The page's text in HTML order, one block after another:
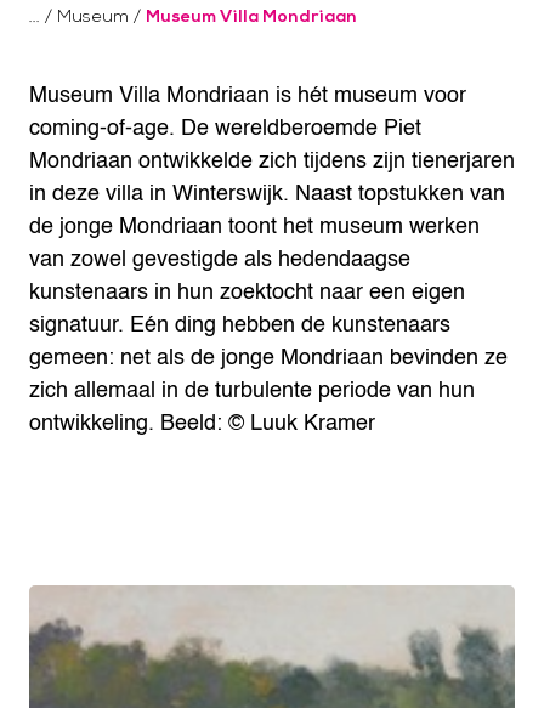
/ Museum / Museum Villa Mondriaan
Museum Villa Mondriaan is hét museum voor
coming-of-age. De wereldberoemde Piet
Mondriaan ontwikkelde zich tijdens zijn tienerjaren
in deze villa in Winterswijk. Naast topstukken van
de jonge Mondriaan toont het museum werken
van zowel gevestigde als hedendaagse
kunstenaars in hun zoektocht naar een eigen
signatuur. Eén ding hebben de kunstenaars
gemeen: net als de jonge Mondriaan bevinden ze
zich allemaal in de turbulente periode van hun
ontwikkeling. Beeld: © Luuk Kramer